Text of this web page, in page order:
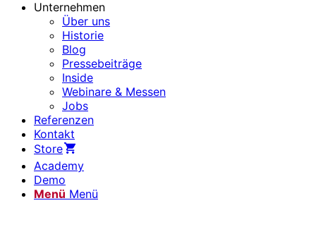
Unternehmen
Über uns
Historie
Blog
Pressebeiträge
Inside
Webinare & Messen
Jobs
Referenzen
Kontakt
Store
Academy
Demo
Menü Menü